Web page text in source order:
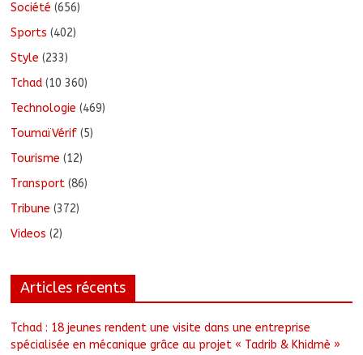
Société (656)
Sports (402)
Style (233)
Tchad (10 360)
Technologie (469)
ToumaïVérif (5)
Tourisme (12)
Transport (86)
Tribune (372)
Videos (2)
Articles récents
Tchad : 18 jeunes rendent une visite dans une entreprise
spécialisée en mécanique grâce au projet « Tadrib & Khidmè »